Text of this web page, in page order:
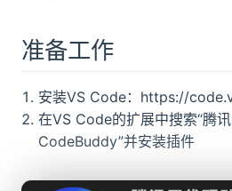
准备工作
安装VS Code：https://
在VS Code的扩展中搜索“腾
CodeBuddy”并安装插件